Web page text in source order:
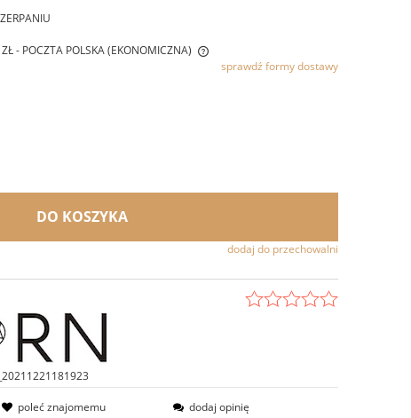
- POCZTA POLSKA (EKONOMICZNA)
PŁATNOŚCI
sprawdź formy dostawy
DO KOSZYKA
dodaj do przechowalni
poleć znajomemu dodaj opinię